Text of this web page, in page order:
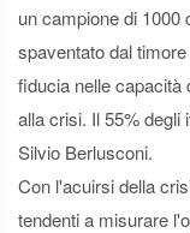
un campione di 1000
spaventato dal
fiducia nelle capacità
alla crisi. Il 55% degli
Silvio Berlusconi.
Con l'acuirsi della
tendenti a misurare